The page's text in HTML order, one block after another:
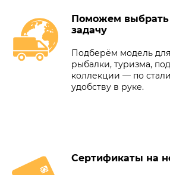
Поможем
задачу
Подберём модель для
рыбалки, туризма,
коллекции — по
удобству в руке.
Сертификаты на